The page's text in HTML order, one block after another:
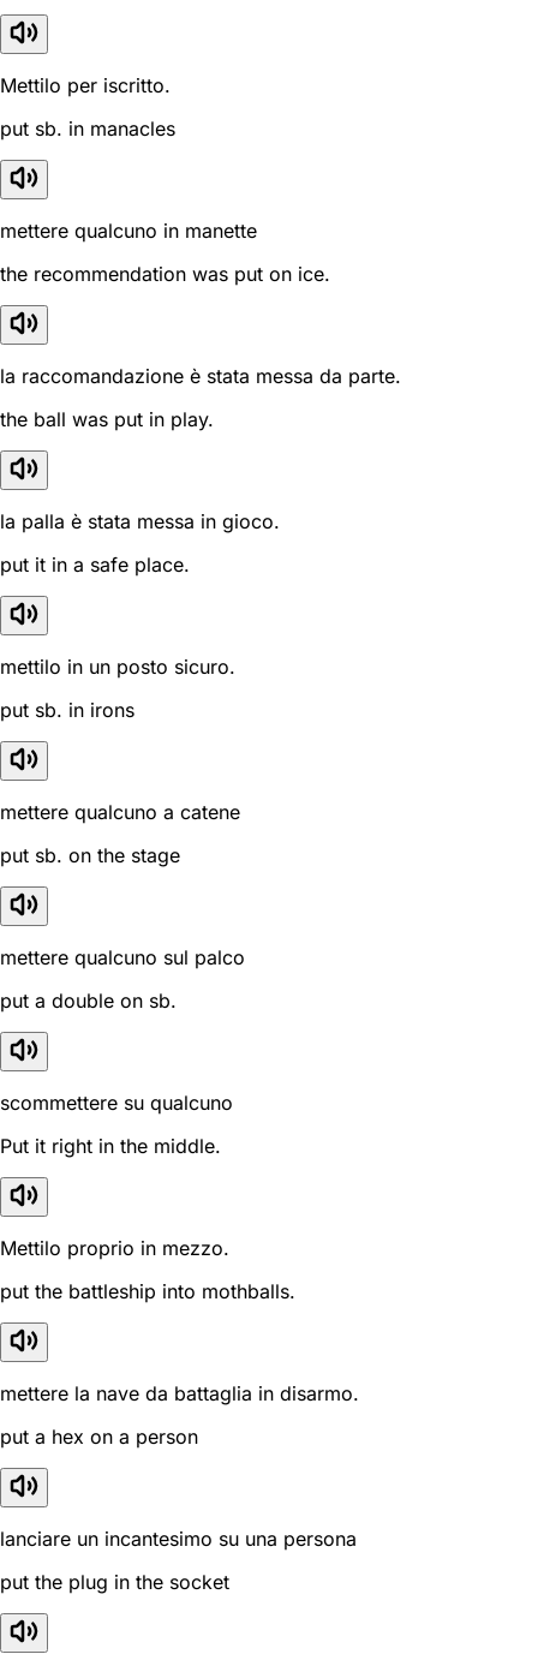
Mettilo per iscritto.
put sb. in manacles
mettere qualcuno in manette
the recommendation was put on ice.
la raccomandazione è stata messa da parte.
the ball was put in play.
la palla è stata messa in gioco.
put it in a safe place.
mettilo in un posto sicuro.
put sb. in irons
mettere qualcuno a catene
put sb. on the stage
mettere qualcuno sul palco
put a double on sb.
scommettere su qualcuno
Put it right in the middle.
Mettilo proprio in mezzo.
put the battleship into mothballs.
mettere la nave da battaglia in disarmo.
put a hex on a person
lanciare un incantesimo su una persona
put the plug in the socket